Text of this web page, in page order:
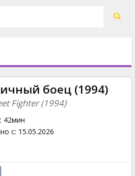
боец (1994)
Fighter (1994)
42мин
с: 15.05.2026